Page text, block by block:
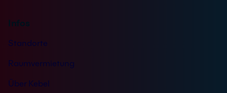
Infos
Standorte
Raumvermietung
Über Kebel